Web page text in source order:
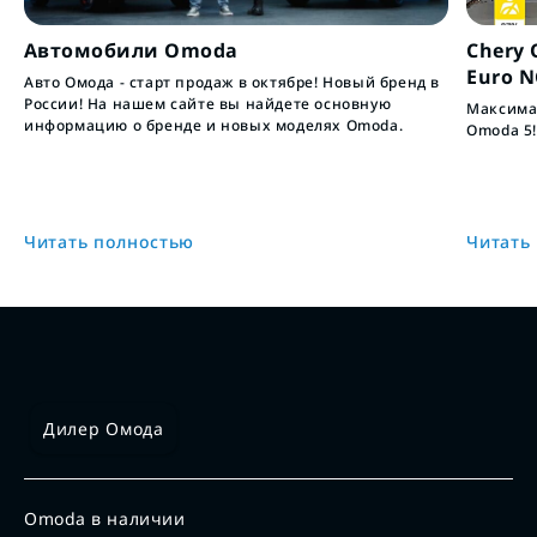
Автомобили Omoda
Авто Омода - старт продаж в октябре! Новый бренд в
России! На нашем сайте вы найдете основную
информацию о бренде и новых моделях Omoda.
Читать полностью
Chery
Euro
Omoda
Дилер Омода
Omoda в наличии